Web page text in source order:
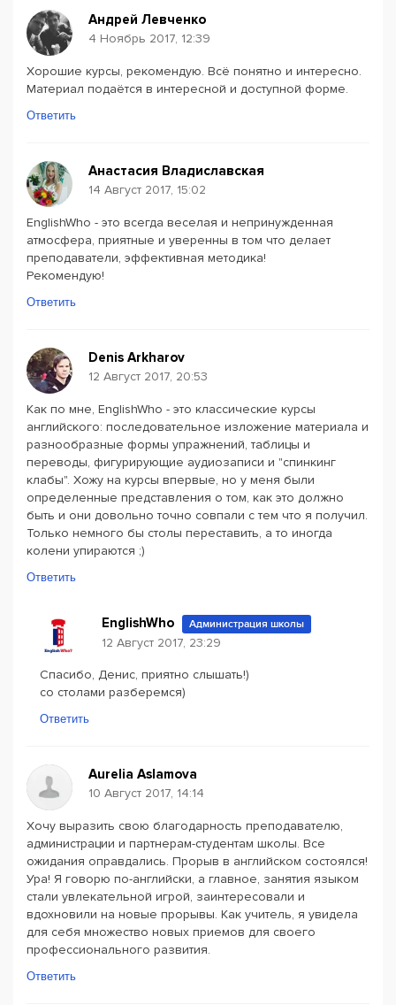
Андрей Левченко
4 Ноябрь 2017, 12:39
Хорошие курсы, рекомендую. Всё понятно и интересно.
Материал подаётся в интересной и доступной форме.
Ответить
Анастасия Владиславская
14 Август 2017, 15:02
EnglishWho - это всегда веселая и непринужденная
атмосфера, приятные и уверенны в том что делает
преподаватели, эффективная методика!
Рекомендую!
Ответить
Denis Arkharov
12 Август 2017, 20:53
Как по мне, EnglishWho - это классические курсы
английского: последовательное изложение материала и
разнообразные формы упражнений, таблицы и
переводы, фигурирующие аудиозаписи и "спинкинг
клабы". Хожу на курсы впервые, но у меня были
определенные представления о том, как это должно
быть и они довольно точно совпали с тем что я получил.
Только немного бы столы переставить, а то иногда
колени упираются ;)
Ответить
EnglishWho Администрация школы
12 Август 2017, 23:29
Спасибо, Денис, приятно слышать!)
со столами разберемся)
Ответить
Aurelia Aslamova
10 Август 2017, 14:14
Хочу выразить свою благодарность преподавателю,
администрации и партнерам-студентам школы. Все
ожидания оправдались. Прорыв в английском состоялся!
Ура! Я говорю по-английски, а главное, занятия языком
стали увлекательной игрой, заинтересовали и
вдохновили на новые прорывы. Как учитель, я увидела
для себя множество новых приемов для своего
профессионального развития.
Ответить